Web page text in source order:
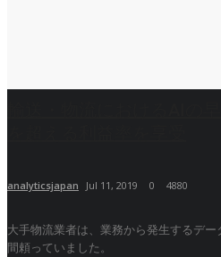
analyticsjapan Jul 11, 2019 0 4880
大手物流業者は、業務から発生するデ
間頼っていました。